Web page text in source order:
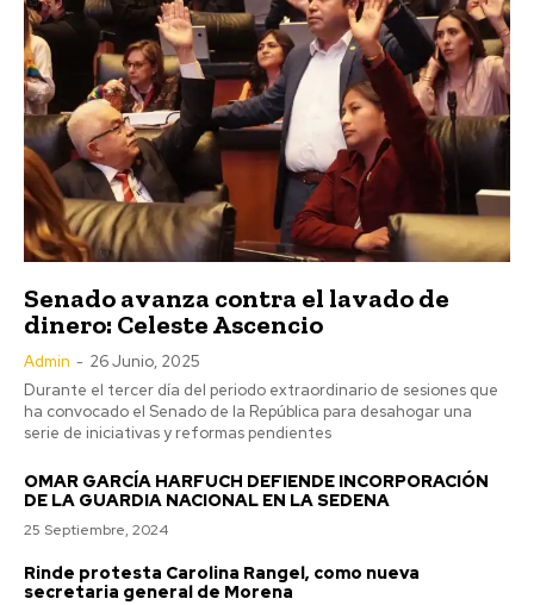
Senado avanza contra el lavado de
dinero: Celeste Ascencio
Admin - 26 Junio, 2025
Durante el tercer día del periodo extraordinario de sesiones que
ha convocado el Senado de la República para desahogar una
serie de iniciativas y reformas pendientes
OMAR GARCÍA HARFUCH DEFIENDE INCORPORACIÓN
DE LA GUARDIA NACIONAL EN LA SEDENA
25 Septiembre, 2024
Rinde protesta Carolina Rangel, como nueva
secretaria general de Morena